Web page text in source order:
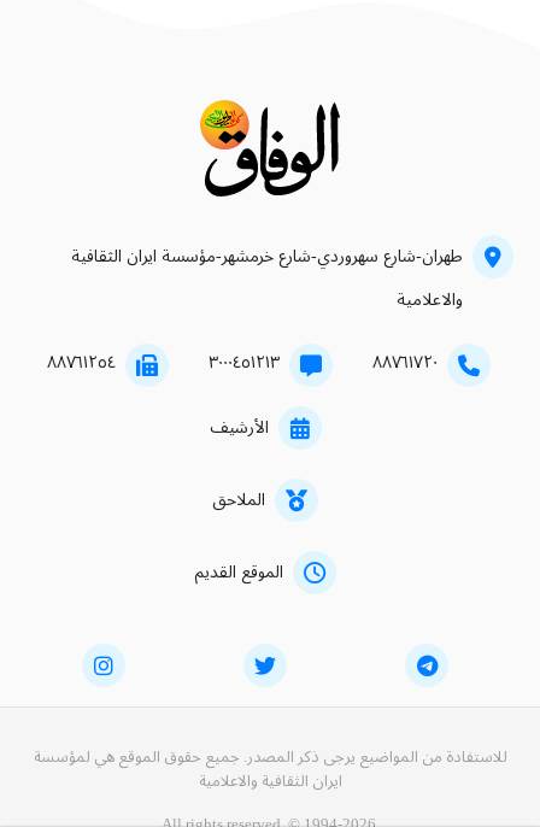
طهران-شارع سهروردي-شارع خرمشهر-مؤسسة ايران الثقافية
والاعلامية
۸۸۷٦۱۷۲۰ ۳۰۰۰٤٥۱۲۱۳ ۸۸۷٦۱۲٥٤
الأرشيف
الملاحق
الموقع القديم
للاستفادة من المواضيع يرجى ذكر المصدر. جميع حقوق الموقع هي لمؤسسة
ايران الثقافية والاعلامية